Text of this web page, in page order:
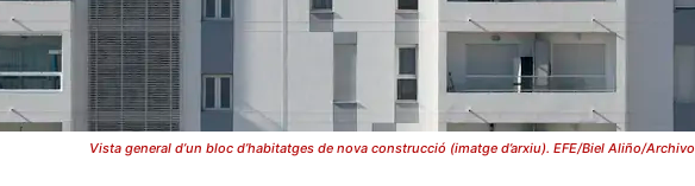
Vista general d’un bloc d’habitatges de nova construcció (imatge d’arxiu). EFE/Biel Aliño/Archivo